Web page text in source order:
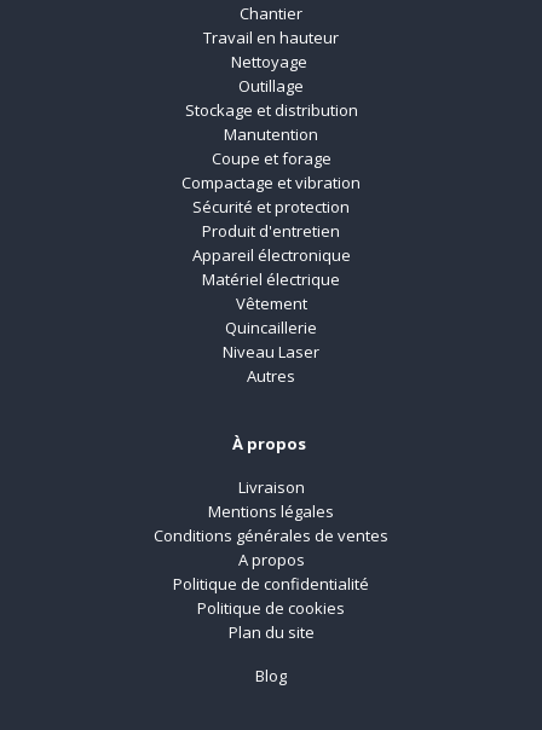
Chantier
Travail en hauteur
Nettoyage
Outillage
Stockage et distribution
Manutention
Coupe et forage
Compactage et vibration
Sécurité et protection
Produit d'entretien
Appareil électronique
Matériel électrique
Vêtement
Quincaillerie
Niveau Laser
Autres
À propos
Livraison
Mentions légales
Conditions générales de ventes
A propos
Politique de confidentialité
Politique de cookies
Plan du site
Blog